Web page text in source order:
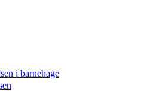
i barnehage